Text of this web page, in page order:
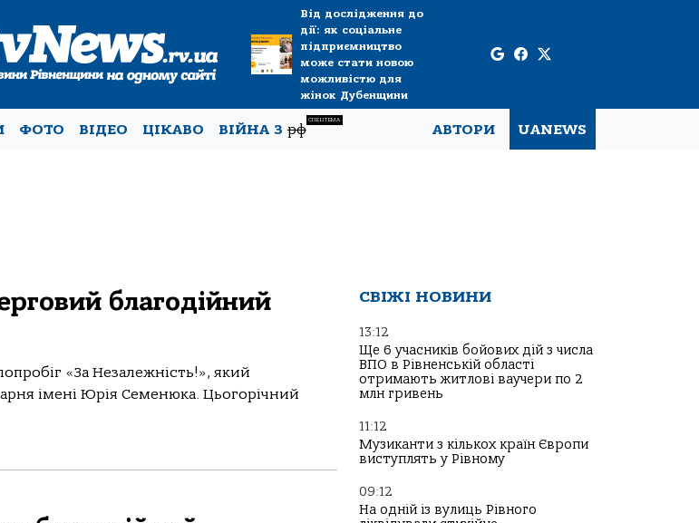
Від дослідження до
дії: як соціальне
підприємництво
може стати новою
можливістю для
жінок Дубенщини
ФОТО ВІДЕО ЦІКАВО ВІЙНА Зрф
СПЕЦТЕМА
АВТОРИ UANEWS
благодійний
«За Незалежність!», який
імені Юрія Семенюка. Цьогорічний
СВІЖІ НОВИНИ
13:12
Ще 6 учасників бойових дій з числа
ВПО в Рівненській області
отримають житлові ваучери по 2
млн гривень
11:12
Музиканти з кількох країн Європи
виступлять у Рівному
09:12
На одній із вулиць Рівного